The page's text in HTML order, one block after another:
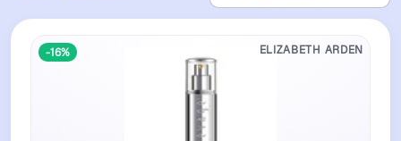
-16% ELIZABETH ARDEN